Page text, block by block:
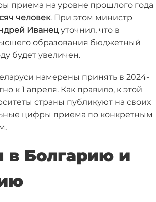
приема на уровне прошлого года
человек. При этом министр
Иванец уточнил, что в
образования бюджетный
будет увеличен.
намерены принять в 2024-
к 1 апреля. Как правило, к этой
страны публикуют на своих
цифры приема по конкретным
в Болгарию и